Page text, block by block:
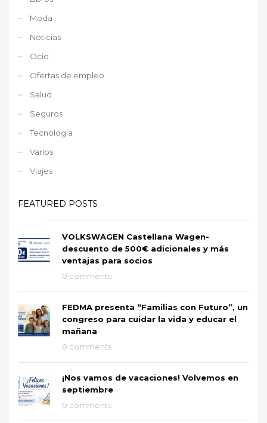
Moda
Noticias
Ocio
Ofertas de empleo
Salud
Seguros
Tecnología
Varios
Viajes
FEATURED POSTS
VOLKSWAGEN Castellana Wagen-
descuento de 500€ adicionales y más
ventajas para socios
0 comments
FEDMA presenta “Familias con Futuro”, un
congreso para cuidar la vida y educar el
mañana
0 comments
¡Nos vamos de vacaciones! Volvemos en
septiembre
0 comments